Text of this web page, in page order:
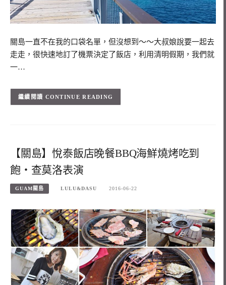
關島一直不在我的口袋名單，但沒想到～～大叔娘說要一起去
走走，很快速地訂了機票決定了飯店，利用清明假期，我們就
一…
CONTINUE READING
【關島】悅泰飯店晚餐BBQ海鮮燒烤吃到
飽‧查莫洛表演
GUAM關島 LULU&DASU 2016-06-22